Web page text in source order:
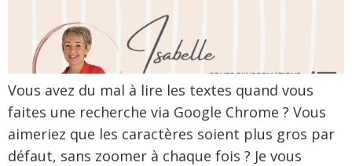
Vous avez du mal à lire les textes quand vous
faites une recherche via Google Chrome ? Vous
aimeriez que les caractères soient plus gros par
défaut, sans zoomer à chaque fois ? Je vous